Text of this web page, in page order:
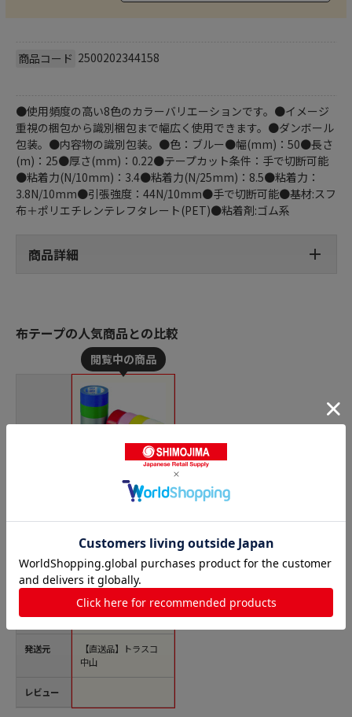
商品コード 2500202344158
●使用頻度の高い8色のカラーバリエーションです。●イメージ
重視の梱包から識別梱包まで幅広く使用できます。●ダンボール
包装。●内容物の識別包装。●色：ブルー●幅(mm)：50●長さ
(m)：25●厚さ(mm)：0.22●テープカット条件：手で切断可能
●粘着力(N/10mm)：3.4●粘着力(N/25mm)：8.5●粘着力：
3.8N/10mm●引張強度：44N/10mm●手で切断可能●基材:スフ
布＋ポリエチレンテレフタレート(PET)●粘着剤:ゴム系
商品詳細
布テープの人気商品との比較
込)
サイズ
発送元
レビュー
トラスコ中山 積水 布
テープNo.600Vカラ
ー 青（ご注文単位1
￥783
●幅：５０ｍｍ●長
さ：２５ｍ●厚さ：
０．２２ｍｍ
【直送品】トラスコ
中山